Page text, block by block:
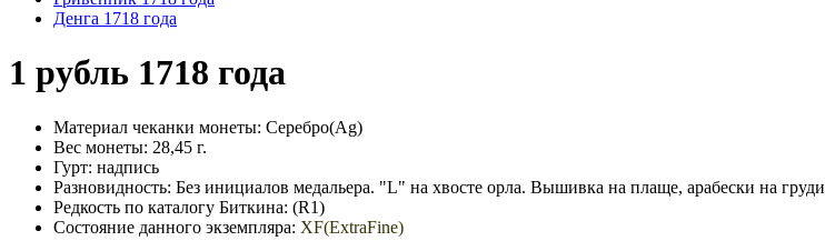
Денга 1718 года
1 рубль 1718 года
Материал чеканки монеты: Серебро(Ag)
Вес монеты: 28,45 г.
Гурт: надпись
Разновидность: Без инициалов медальера. "L" на хвосте орла. Вышивка на плаще, арабески на груди
Редкость по каталогу Биткина: (R1)
Состояние данного экземпляра: XF(ExtraFine)